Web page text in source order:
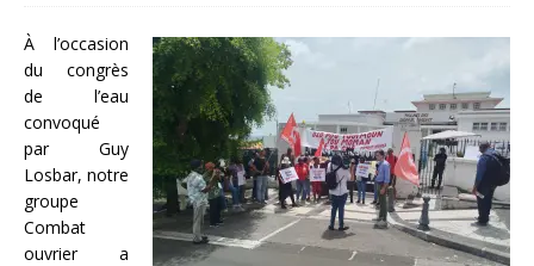
À l’occasion
du congrès
de l’eau
convoqué
par Guy
Losbar, notre
groupe
Combat
ouvrier a